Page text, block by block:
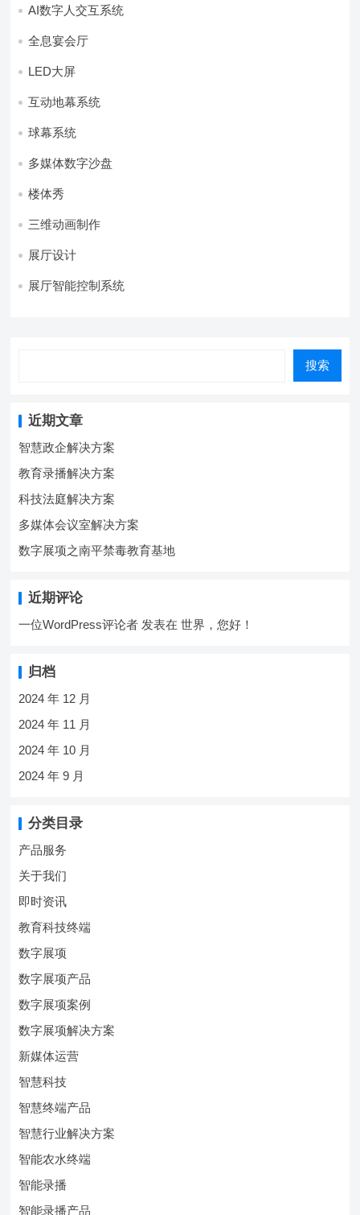
AI数字人交互系统
全息宴会厅
LED大屏
互动地幕系统
球幕系统
多媒体数字沙盘
楼体秀
三维动画制作
展厅设计
展厅智能控制系统
搜索
近期文章
智慧政企解决方案
教育录播解决方案
科技法庭解决方案
多媒体会议室解决方案
数字展项之南平禁毒教育基地
近期评论
一位WordPress评论者 发表在世界，您好！
归档
2024 年 12 月
2024 年 11 月
2024 年 10 月
2024 年 9 月
分类目录
产品服务
关于我们
即时资讯
教育科技终端
数字展项
数字展项产品
数字展项案例
数字展项解决方案
新媒体运营
智慧科技
智慧终端产品
智慧行业解决方案
智能农水终端
智能录播
智能录播产品